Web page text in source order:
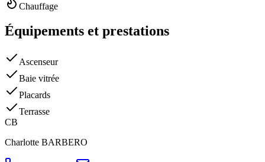
Chauffage
Équipements et prestations
Ascenseur
Baie vitrée
Placards
Terrasse
CB
Charlotte BARBERO